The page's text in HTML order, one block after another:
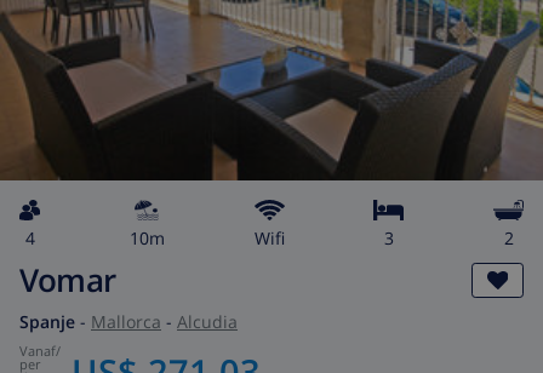
4 10m wifi 3 2
Vomar
Spanje - Mallorca - Alcudia
vanaf/
per